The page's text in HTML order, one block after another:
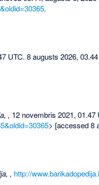
.
UTC. 8 augusts 2026,
, 12 novembris 2021, 01.47
> [accessed 8
, http://